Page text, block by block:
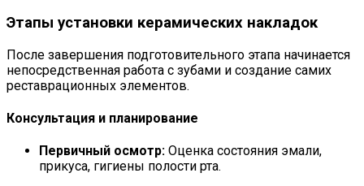
Этапы установки керамических накладок
После завершения подготовительного этапа начинается
непосредственная работа с зубами и создание самих
реставрационных элементов.
Консультация и планирование
Первичный осмотр: Оценка состояния эмали,
прикуса, гигиены полости рта.